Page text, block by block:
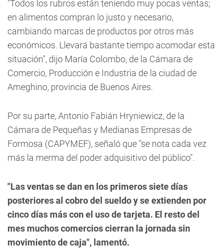
"Todos los rubros están teniendo muy pocas ventas;
en alimentos compran lo justo y necesario,
cambiando marcas de productos por otros más
económicos. Llevará bastante tiempo acomodar esta
situación", dijo María Colombo, de la Cámara de
Comercio, Producción e Industria de la ciudad de
Ameghino, provincia de Buenos Aires.
Por su parte, Antonio Fabián Hryniewicz, de la
Cámara de Pequeñas y Medianas Empresas de
Formosa (CAPYMEF), señaló que "se nota cada vez
más la merma del poder adquisitivo del público".
"Las ventas se dan en los primeros siete días
posteriores al cobro del sueldo y se extienden por
cinco días más con el uso de tarjeta. El resto del
mes muchos comercios cierran la jornada sin
movimiento de caja", lamentó.